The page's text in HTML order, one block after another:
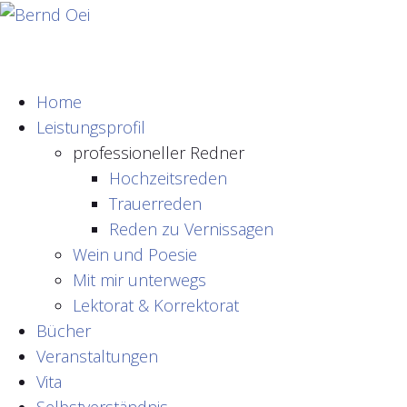
Home
Leistungsprofil
professioneller Redner
Hochzeitsreden
Trauerreden
Reden zu Vernissagen
Wein und Poesie
Mit mir unterwegs
Lektorat & Korrektorat
Bücher
Veranstaltungen
Vita